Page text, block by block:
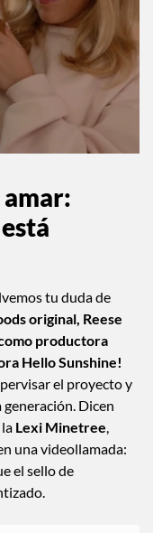
tu duda de
original, Reese
productora
Hello Sunshine!
el proyecto y
generación. Dicen
Lexi Minetree
una videollamada:
el sello de